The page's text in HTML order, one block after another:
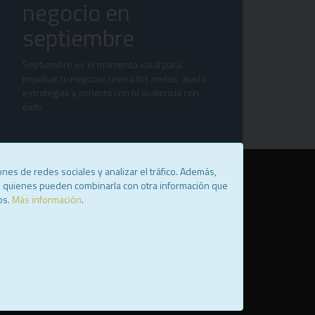
negocio en
septiembre
Septiembre es el momento ideal para
impulsar tu negocio: revisa tus metas, ajusta
estrategias y conecta con tu audiencia con
éxito
de redes sociales y analizar el tráfico. Además,
pueden combinarla con otra información que
Más información.